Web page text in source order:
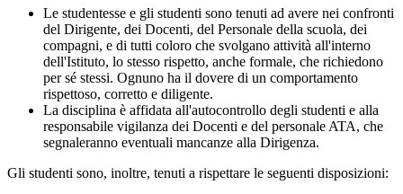
Le studentesse e gli studenti sono tenuti ad avere nei confronti
del Dirigente, dei Docenti, del Personale della scuola, dei
compagni, e di tutti coloro che svolgano attività all'interno
dell'Istituto, lo stesso rispetto, anche formale, che richiedono
per sé stessi. Ognuno ha il dovere di un comportamento
rispettoso, corretto e diligente.
La disciplina è affidata all'autocontrollo degli studenti e alla
responsabile vigilanza dei Docenti e del personale ATA, che
segnaleranno eventuali mancanze alla Dirigenza.
Gli studenti sono, inoltre, tenuti a rispettare le seguenti disposizioni: